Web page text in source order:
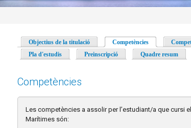
Objectius de la titulació Competències (pestanya
Pla d'estudis
Preinscripció Quadre resum
Competències
Les competències a assolir per l’estudiant/a que cursi
Marítimes són: